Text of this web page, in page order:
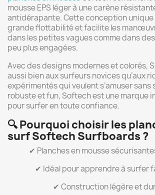
mousse EPS léger à une carène
antidérapante. Cette conception unique
grande flottabilité et facilite les
dans les petites vagues comme dans
peu plus engagées.
Avec des designs modernes et colorés,
aussi bien aux surfeurs novices qu’aux
expérimentés qui veulent s’amuser sans
robuste et fun, Softech est une marque
pour surfer en toute confiance.
🔍Pourquoi choisir les
surf Softech Surfboards ?
✔ Planches en mousse
✔ Idéal pour apprendre à surfer
✔ Construction légère et